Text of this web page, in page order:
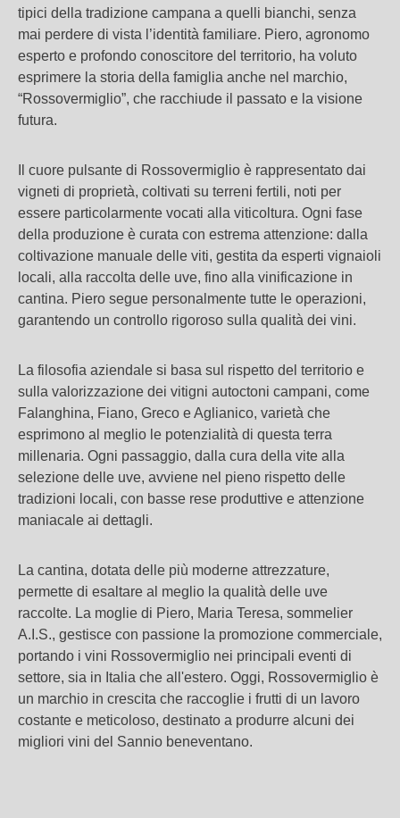
tipici della tradizione campana a quelli bianchi, senza
mai perdere di vista l’identità familiare. Piero, agronomo
esperto e profondo conoscitore del territorio, ha voluto
esprimere la storia della famiglia anche nel marchio,
“Rossovermiglio”, che racchiude il passato e la visione
futura.
Il cuore pulsante di Rossovermiglio è rappresentato dai
vigneti di proprietà, coltivati su terreni fertili, noti per
essere particolarmente vocati alla viticoltura. Ogni fase
della produzione è curata con estrema attenzione: dalla
coltivazione manuale delle viti, gestita da esperti vignaioli
locali, alla raccolta delle uve, fino alla vinificazione in
cantina. Piero segue personalmente tutte le operazioni,
garantendo un controllo rigoroso sulla qualità dei vini.
La filosofia aziendale si basa sul rispetto del territorio e
sulla valorizzazione dei vitigni autoctoni campani, come
Falanghina, Fiano, Greco e Aglianico, varietà che
esprimono al meglio le potenzialità di questa terra
millenaria. Ogni passaggio, dalla cura della vite alla
selezione delle uve, avviene nel pieno rispetto delle
tradizioni locali, con basse rese produttive e attenzione
maniacale ai dettagli.
La cantina, dotata delle più moderne attrezzature,
permette di esaltare al meglio la qualità delle uve
raccolte. La moglie di Piero, Maria Teresa, sommelier
A.I.S., gestisce con passione la promozione commerciale,
portando i vini Rossovermiglio nei principali eventi di
settore, sia in Italia che all'estero. Oggi, Rossovermiglio è
un marchio in crescita che raccoglie i frutti di un lavoro
costante e meticoloso, destinato a produrre alcuni dei
migliori vini del Sannio beneventano.